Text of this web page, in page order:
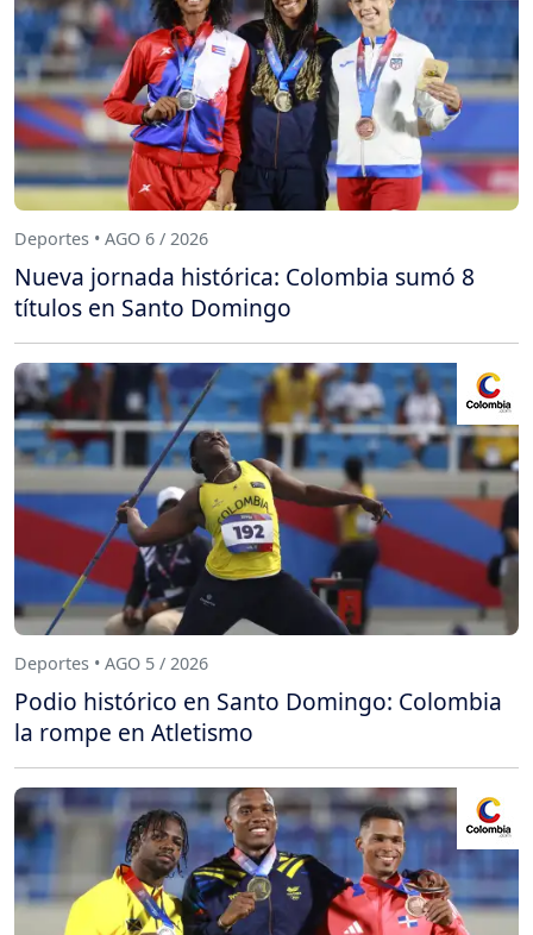
Deportes • AGO 6 / 2026
Nueva jornada histórica: Colombia sumó 8
títulos en Santo Domingo
Deportes • AGO 5 / 2026
Podio histórico en Santo Domingo: Colombia
la rompe en Atletismo